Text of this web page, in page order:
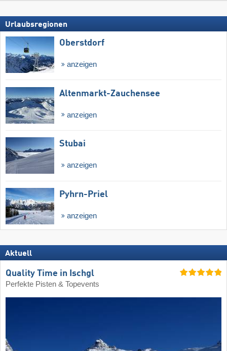
Urlaubsregionen
Oberstdorf
anzeigen
Altenmarkt-Zauchensee
anzeigen
Stubai
anzeigen
Pyhrn-Priel
anzeigen
Aktuell
Quality Time in Ischgl
Perfekte Pisten & Topevents